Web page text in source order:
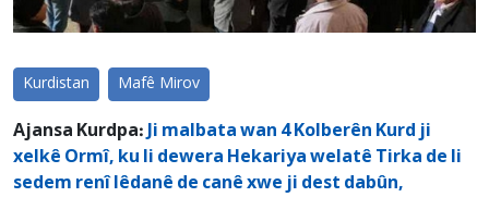
Kurdistan Mafê Mirov
Ajansa Kurdpa: Ji malbata wan 4 Kolberên Kurd ji
xelkê Ormî, ku li dewera Hekariya welatê Tirka de li
sedem renî lêdanê de canê xwe ji dest dabûn,